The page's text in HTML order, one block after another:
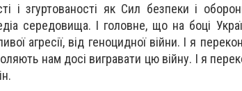
і згуртованості як Сил безпеки і
середовища. І головне, що на боці
агресії, від геноцидної війни. І я
нам досі вигравати цю війну. І я